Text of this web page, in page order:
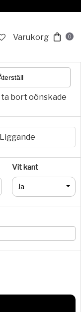
Varukorg 0
bort oönskade
Liggande
Vit kant
Ja